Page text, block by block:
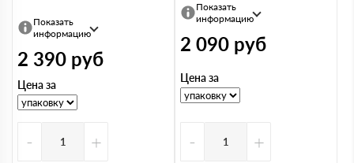
Показать
информацию
2 390 руб
Цена за
- +
Показать
информацию
2 090 руб
Цена за
- +